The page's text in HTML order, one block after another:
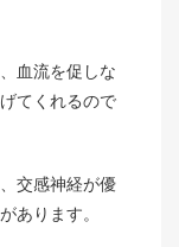
血流を促しな
てくれるので
交感神経が優
あります。